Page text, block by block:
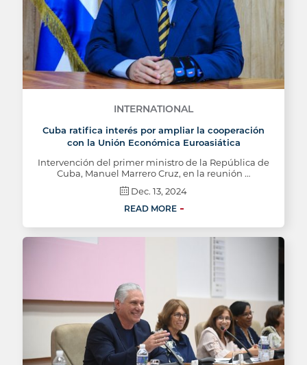
INTERNATIONAL
Cuba ratifica interés por ampliar la cooperación
con la Unión Económica Euroasiática
Intervención del primer ministro de la República de
Cuba, Manuel Marrero Cruz, en la reunión …
Dec. 13, 2024
READ MORE